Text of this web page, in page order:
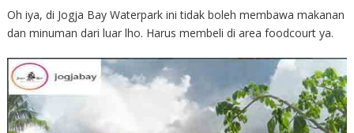
Oh iya, di Jogja Bay Waterpark ini tidak boleh membawa makanan
dan minuman dari luar lho. Harus membeli di area foodcourt ya.